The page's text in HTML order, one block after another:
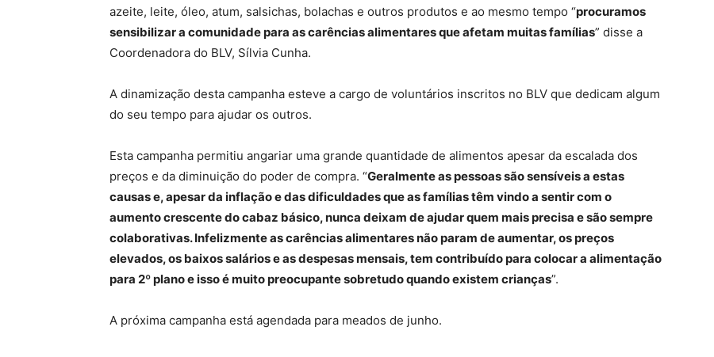
azeite, leite, óleo, atum, salsichas, bolachas e outros produtos e ao mesmo tempo “procuramos
sensibilizar a comunidade para as carências alimentares que afetam muitas famílias” disse a
Coordenadora do BLV, Sílvia Cunha.
A dinamização desta campanha esteve a cargo de voluntários inscritos no BLV que dedicam algum
do seu tempo para ajudar os outros.
Esta campanha permitiu angariar uma grande quantidade de alimentos apesar da escalada dos
preços e da diminuição do poder de compra. “Geralmente as pessoas são sensíveis a estas
causas e, apesar da inflação e das dificuldades que as famílias têm vindo a sentir com o
aumento crescente do cabaz básico, nunca deixam de ajudar quem mais precisa e são sempre
colaborativas. Infelizmente as carências alimentares não param de aumentar, os preços
elevados, os baixos salários e as despesas mensais, tem contribuído para colocar a alimentação
para 2º plano e isso é muito preocupante sobretudo quando existem crianças”.
A próxima campanha está agendada para meados de junho.